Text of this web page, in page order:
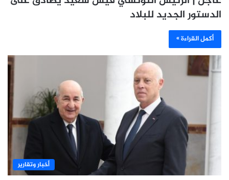
الدستور الجديد للبلاد
أكمل القراءة »
أخبار وتقارير